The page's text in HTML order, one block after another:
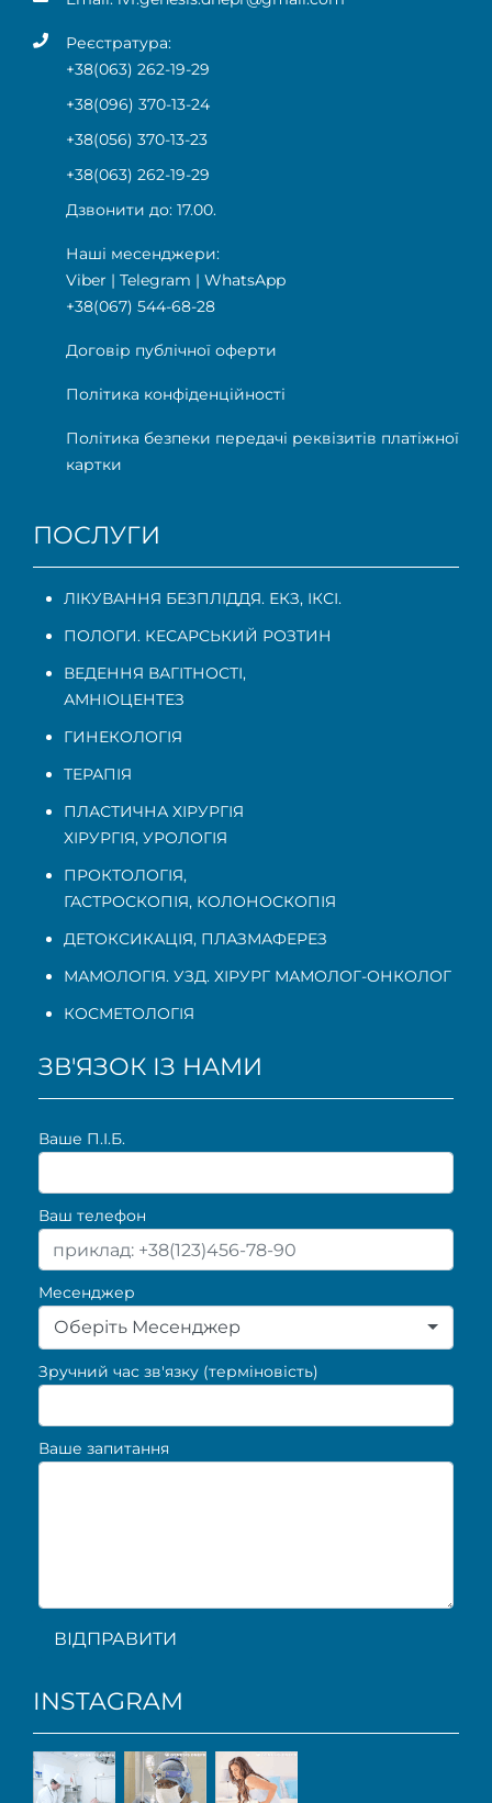
Реєстратура:
+38(063) 262-19-29
+38(096) 370-13-24
+38(056) 370-13-23
+38(063) 262-19-29
Дзвонити до: 17.00.
Наші месенджери:
Viber | Telegram | WhatsApp
+38(067) 544-68-28
Договір публічної оферти
Політика конфіденційності
Політика безпеки передачі реквізитів платіжної
картки
ПОСЛУГИ
ЛІКУВАННЯ БЕЗПЛІДДЯ. ЕКЗ, ІКСІ.
ПОЛОГИ. КЕСАРСЬКИЙ РОЗТИН
ВЕДЕННЯ ВАГІТНОСТІ,
АМНІОЦЕНТЕЗ
ГИНЕКОЛОГІЯ
ТЕРАПІЯ
ПЛАСТИЧНА ХІРУРГІЯ
ХІРУРГІЯ, УРОЛОГІЯ
ПРОКТОЛОГІЯ,
ГАСТРОСКОПІЯ, КОЛОНОСКОПІЯ
ДЕТОКСИКАЦІЯ, ПЛАЗМАФЕРЕЗ
МАМОЛОГІЯ. УЗД. ХІРУРГ МАМОЛОГ-ОНКОЛОГ
КОСМЕТОЛОГІЯ
ЗВ'ЯЗОК ІЗ НАМИ
Ваше П.I.Б.
Ваш телефон
Месенджер
Оберіть Месенджер
Зручний час зв'язку (терміновість)
Ваше запитання
ВІДПРАВИТИ
INSTAGRAM